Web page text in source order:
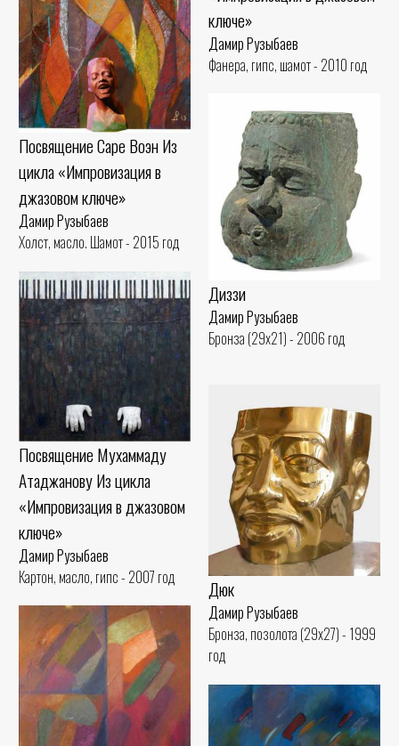
ключе»
Дамир Рузыбаев
Фанера, гипс, шамот - 2010 год
Посвящение Саре Воэн Из
цикла «Импровизация в
джазовом ключе»
Дамир Рузыбаев
Холст, масло. Шамот - 2015 год
Диззи
Дамир Рузыбаев
Бронза (29x21) - 2006 год
Посвящение Мухаммаду
Атаджанову Из цикла
«Импровизация в джазовом
ключе»
Дамир Рузыбаев
Картон, масло, гипс - 2007 год
Дюк
Дамир Рузыбаев
Бронза, позолота (29x27) - 1999
год